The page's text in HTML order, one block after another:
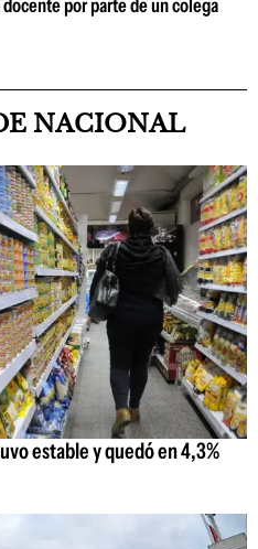
por parte de un colega
NACIONAL
estable y quedó en 4,3%